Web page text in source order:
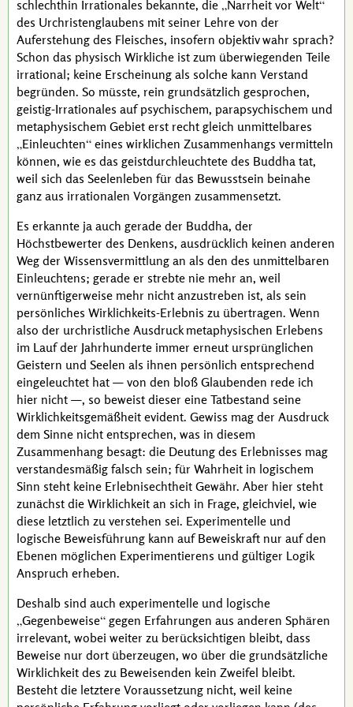
schlechthin Irrationales bekannte, die Narrheit vor Welt
des Urchristenglaubens mit seiner Lehre von der
Auferstehung des Fleisches, insofern objektiv wahr sprach?
Schon das physisch Wirkliche ist zum überwiegenden Teile
irrational; keine Erscheinung als solche kann Verstand
begründen. So müsste, rein grundsätzlich gesprochen,
geistig-Irrationales auf psychischem, parapsychischem und
metaphysischem Gebiet erst recht gleich unmittelbares
Einleuchten eines wirklichen Zusammenhangs vermitteln
können, wie es das geistdurchleuchtete des Buddha tat,
weil sich das Seelenleben für das Bewusstsein beinahe
ganz aus irrationalen Vorgängen zusammensetzt.
Es erkannte ja auch gerade der Buddha, der
Höchstbewerter des Denkens, ausdrücklich keinen anderen
Weg der Wissensvermittlung an als den des unmittelbaren
Einleuchtens; gerade er strebte nie mehr an, weil
vernünftigerweise mehr nicht anzustreben ist, als sein
persönliches Wirklichkeits-Erlebnis zu übertragen. Wenn
also der urchristliche Ausdruck metaphysischen Erlebens
im Lauf der Jahrhunderte immer erneut ursprünglichen
Geistern und Seelen als ihnen persönlich entsprechend
eingeleuchtet hat — von den bloß Glaubenden rede ich
hier nicht —, so beweist dieser eine Tatbestand seine
Wirklichkeitsgemäßheit evident. Gewiss mag der Ausdruck
dem Sinne nicht entsprechen, was in diesem
Zusammenhang besagt: die Deutung des Erlebnisses mag
verstandesmäßig falsch sein; für Wahrheit in logischem
Sinn steht keine Erlebnisechtheit Gewähr. Aber hier steht
zunächst die Wirklichkeit an sich in Frage, gleichviel, wie
diese letztlich zu verstehen sei. Experimentelle und
logische Beweisführung kann auf Beweiskraft nur auf den
Ebenen möglichen Experimentierens und gültiger Logik
Anspruch erheben.
Deshalb sind auch experimentelle und logische
Gegenbeweise gegen Erfahrungen aus anderen Sphären
irrelevant, wobei weiter zu berücksichtigen bleibt, dass
Beweise nur dort überzeugen, wo über die grundsätzliche
Wirklichkeit des zu Beweisenden kein Zweifel bleibt.
Besteht die letztere Voraussetzung nicht, weil keine